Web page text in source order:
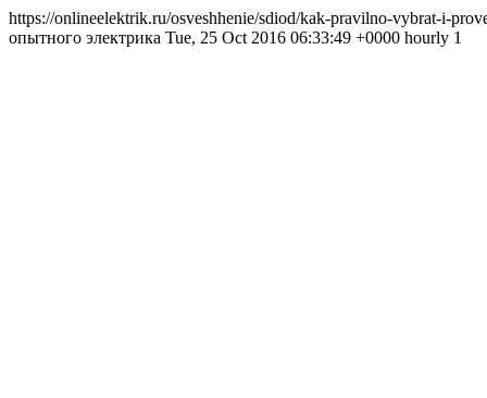
https://onlineelektrik.ru/osveshhenie/sdiod/kak-pravilno-vybrat-i-
опытного электрика Tue, 25 Oct 2016 06:33:49 +0000 hourly 1